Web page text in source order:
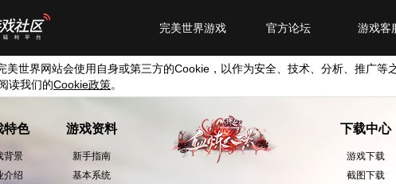
游戏客
官方论坛
完美世界游戏
美世界网站会使用自身或第三方的Cookie ，以作为安全、技术、分析、推广
读我们的Cookie政策。
特色
背景
介绍
游戏资料
新手指南
基本系统
下载中心
游戏下载
截图下载